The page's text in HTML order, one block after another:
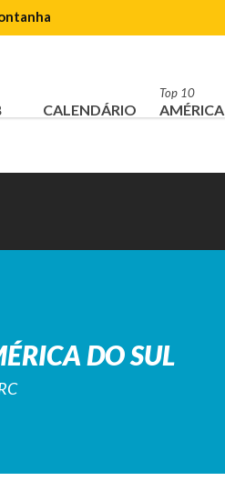
CALENDÁRIO
Top 10
AMÉRICA
DO SUL